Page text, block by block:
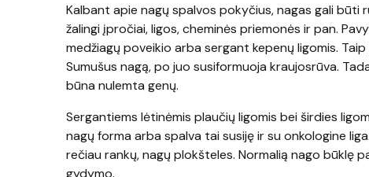
Kalbant apie nagų spalvos pokyčius, nagas gali būti
žalingi įpročiai, ligos, cheminės priemonės ir pan.
medžiagų poveikio arba sergant kepenų ligomis.
Sumušus nagą, po juo susiformuoja kraujosrūva.
būna nulemta genų.
Sergantiems lėtinėmis plaučių ligomis bei širdies
nagų forma arba spalva tai susiję ir su onkologine
rečiau rankų, nagų plokšteles. Normalią nago būklę
gydymo.